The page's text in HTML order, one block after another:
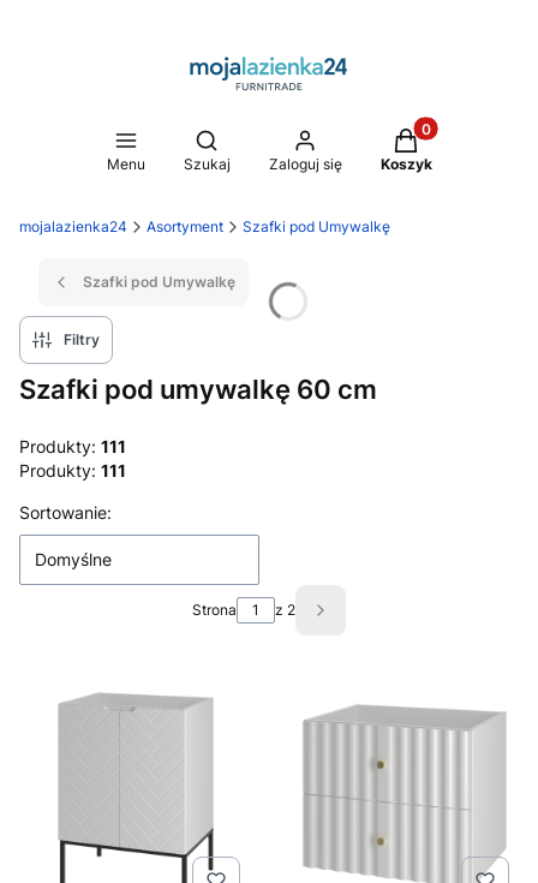
Menu
Otwórz wyszukiwarkę
Szukaj Zaloguj się
Produkty w
Koszyk
mojalazienka24 Asortyment Szafki pod Umywalkę
Szafki pod Umywalkę
Filtry
Szafki pod umywalkę 60 cm
Produkty: 111
Produkty: 111
Lista produktów
Sortowanie:
Domyślne
Strona z 2 Następne produkty